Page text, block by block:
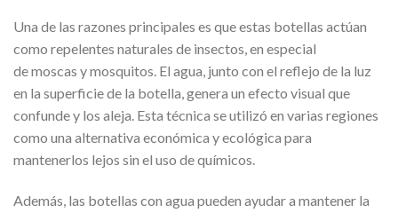
Una de las razones principales es que estas botellas actúan
como repelentes naturales de insectos, en especial
de moscas y mosquitos. El agua, junto con el reflejo de la luz
en la superficie de la botella, genera un efecto visual que
confunde y los aleja. Esta técnica se utilizó en varias regiones
como una alternativa económica y ecológica para
mantenerlos lejos sin el uso de químicos.
Además, las botellas con agua pueden ayudar a mantener la